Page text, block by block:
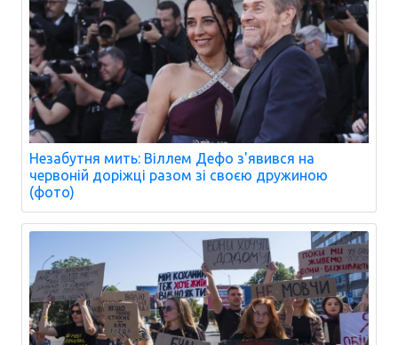
Незабутня мить: Віллем Дефо з'явився на
червоній доріжці разом зі своєю дружиною
(фото)